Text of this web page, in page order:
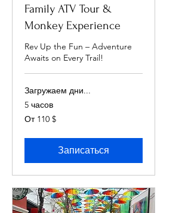
Family ATV Tour &
Monkey Experience
Rev Up the Fun – Adventure
Awaits on Every Trail!
Загружаем дни...
5 часов
От
110
От 110 $
Записаться